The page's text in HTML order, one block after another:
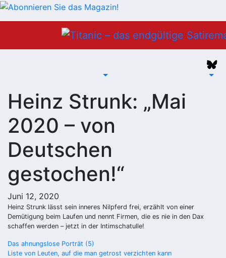
Heinz Strunk: „Mai
2020 – von
Deutschen
gestochen!“
Juni 12, 2020
Heinz Strunk lässt sein inneres Nilpferd frei, erzählt von einer
Demütigung beim Laufen und nennt Firmen, die es nie in den Dax
schaffen werden – jetzt in der Intimschatulle!
Beitragsnavigation
Das ahnungslose Porträt (5)
Liste von Leuten, auf die man getrost verzichten kann